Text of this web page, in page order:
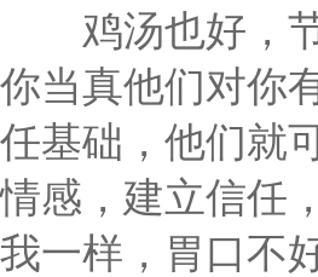
鸡汤也好，节
你当真他们对你
任基础，他们就
情感，建立信任
我一样，胃口不